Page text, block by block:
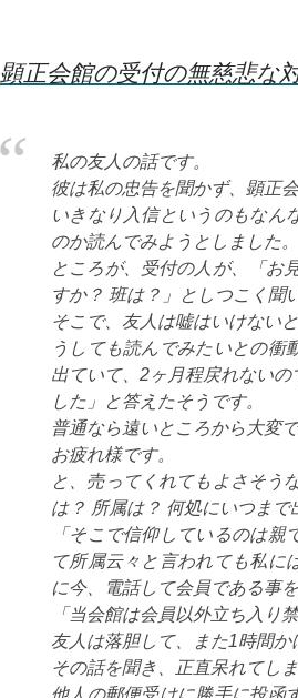
顕正会館の受付の無慈悲な
私の友人の話です。
彼は私の忠告を聞かず、顕正
いきなり入信というのもなん
のか読んでみようとしました。
ところが、受付の人が、「お
すか？ 班は？」としつこく聞
そこで、友人は嘘はいけない
うしても読んでみたいとの衝
出ていて、2ヶ月程戻れない
した」と答えたそうです。
普通なら遠いところから大変で
お疲れ様です。
と、売ってくれてもよさそう
は？ 所属は？ 何処にいつまで
「そこで信仰しているのは
て所属云々と言われても私に
に今、電話して会員である事
「当会館は会員以外立ち入り
友人は落胆して、また1時間か
その話を聞き、正直呆れてしま
他人の郵便受けに勝手に投函